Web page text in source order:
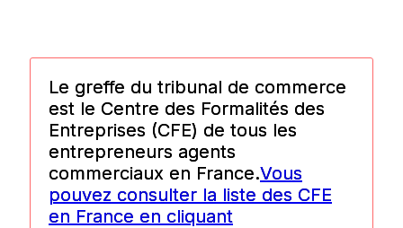
Le greffe du tribunal de commerce
est le Centre des Formalités des
Entreprises (CFE) de tous les
entrepreneurs agents
commerciaux en France.Vous
pouvez consulter la liste des CFE
en France en cliquant